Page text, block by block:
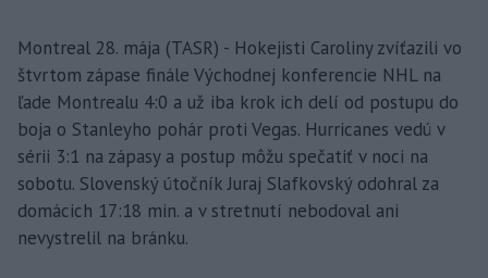
Montreal 28. mája (TASR) - Hokejisti Caroliny zvíťazili vo
štvrtom zápase finále Východnej konferencie NHL na
ľade Montrealu 4:0 a už iba krok ich delí od postupu do
boja o Stanleyho pohár proti Vegas. Hurricanes vedú v
sérii 3:1 na zápasy a postup môžu spečatiť v noci na
sobotu. Slovenský útočník Juraj Slafkovský odohral za
domácich 17:18 min. a v stretnutí nebodoval ani
nevystrelil na bránku.